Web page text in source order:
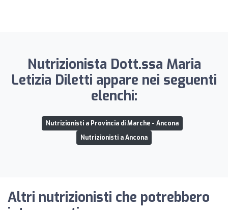
Nutrizionista Dott.ssa Maria
Letizia Diletti appare nei seguenti
elenchi:
Nutrizionisti a Provincia di Marche - Ancona
Nutrizionisti a Ancona
Altri nutrizionisti che potrebbero